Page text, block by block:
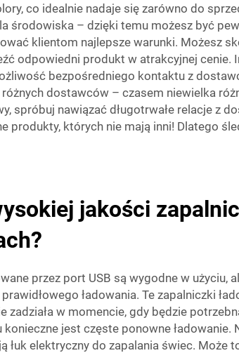
co idealnie nadaje się zarówno do
środowiska – dzięki temu możesz być
klientom najlepsze warunki. Możesz
odpowiedni produkt w atrakcyjnej
bezpośredniego kontaktu z
dostawców – czasem niewielka
spróbuj nawiązać długotrwałe relacje z
produkty, których nie mają inni! Dlatego
jakości
przez port USB są wygodne w
ładowania. Te zapalniczki
zadziała w momencie, gdy będzie
jest częste ponowne
łuk elektryczny do zapalania świec.